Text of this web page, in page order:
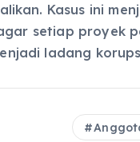
Kasus ini
setiap proyek
ladang